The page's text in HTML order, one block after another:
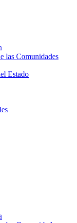
las Comunidades
Estado